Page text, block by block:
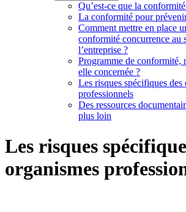
Qu’est-ce que la
La conformité pour
Comment mettre en place
conformité concurrence au
l’entreprise ?
Programme de conformité,
elle concernée ?
Les risques spécifiques des
professionnels
Des ressources
plus loin
Les risques
organismes